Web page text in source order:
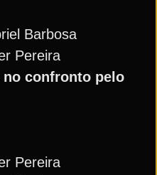
Barbosa
Pereira
confronto pelo
Pereira